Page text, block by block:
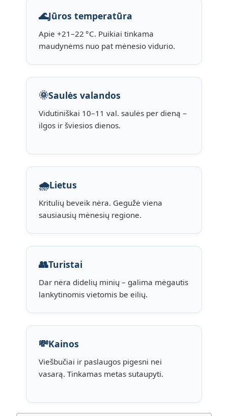
🌊Jūros temperatūra
Apie +21–22 °C. Puikiai tinkama
maudynėms nuo pat mėnesio vidurio.
🌞Saulės valandos
Vidutiniškai 10–11 val. saulės per dieną –
ilgos ir šviesios dienos.
🌧️Lietus
Kritulių beveik nėra. Gegužė viena
sausiausių mėnesių regione.
👥Turistai
Dar nėra didelių minių – galima mėgautis
lankytinomis vietomis be eilių.
💸Kainos
Viešbučiai ir paslaugos pigesni nei
vasarą. Tinkamas metas sutaupyti.